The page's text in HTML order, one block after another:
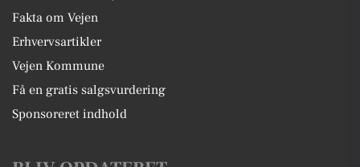
Fakta om Vejen
Erhvervsartikler
Vejen Kommune
Få en gratis salgsvurdering
Sponsoreret indhold